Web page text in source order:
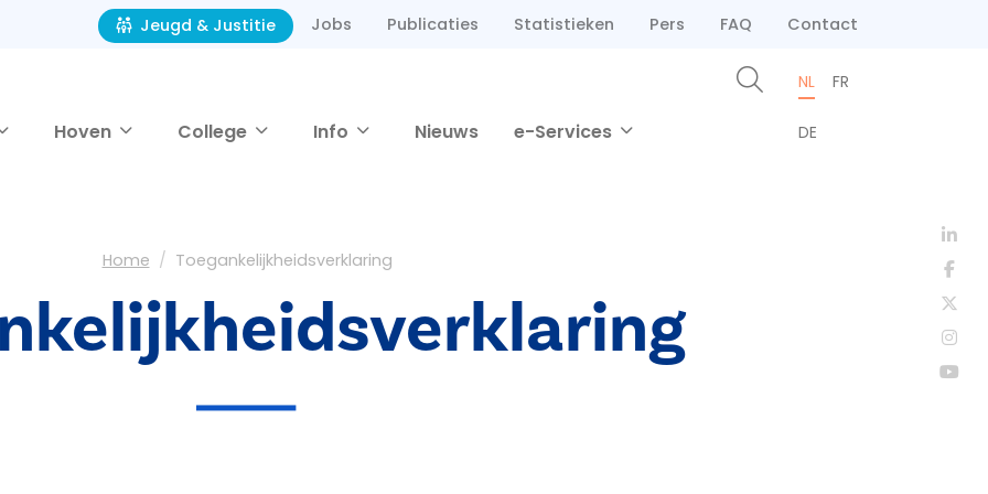
Jeugd & Justitie Jobs Publicaties Statistieken Pers FAQ Contact
Hoven College Info Nieuws e-Services
NL FR
DE
Home Toegankelijkheidsverklaring